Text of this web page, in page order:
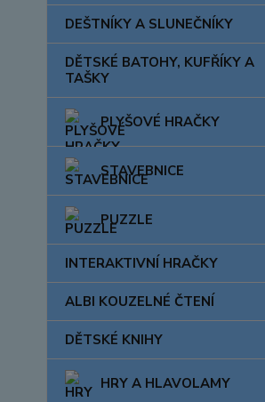
DEŠTNÍKY A SLUNEČNÍKY
DĚTSKÉ BATOHY, KUFŘÍKY A
TAŠKY
PLYŠOVÉ HRAČKY
STAVEBNICE
PUZZLE
INTERAKTIVNÍ HRAČKY
ALBI KOUZELNÉ ČTENÍ
DĚTSKÉ KNIHY
HRY A HLAVOLAMY